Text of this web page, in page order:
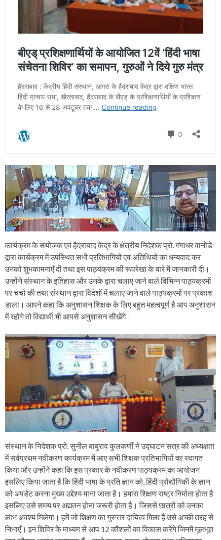
कार्यक्रम के संयोजक एवं हैदराबाद केंद्र के क्षेत्रीय निदेशक प्रो. गंगाधर वानोडे
द्वारा कार्यक्रम में उपस्थित सभी प्रतिभागियों एवं अतिथियों का धन्यवाद कर
उनको शुभकामनाएँ दी तथा इस पाठ्यक्रम की रूपरेखा के बारे में जानकारी दी।
उन्होंने संस्थान के इतिहास और उनके द्वारा चलाए जाने वाले विभिन्न पाठ्यक्रमों
पर चर्चा की तथा संस्थान द्वारा विदेशों में चलाए जाने वाले पाठ्यक्रमों पर प्रकाश
डाला। आपने कहा कि अनुशासन शिक्षक के लिए बहुत महत्वपूर्ण है आप अनुशासन
में रहोगे तो विद्यार्थी भी आपसे अनुशासन सीखेंगे।
संस्थान के निदेशक प्रो. सुनील बाबुराव कुलकर्णी ने उद्घाटन सत्र की अध्यक्षता
में सर्वप्रथम नवीकरण कार्यक्रम में आए सभी शिक्षक प्रतिभागियों का स्वागत
किया और उन्होंने कहा कि इस प्रकार के नवीकरण पाठ्यक्रम का आयोजन
इसलिए किया जाता है कि हिंदी भाषा के प्रति ज्ञान को, हिंदी प्रोद्यौगिकी के ज्ञान
को अपडेट करना मुख्य उद्देश्य माना जाता है। हमारा शिक्षण राष्ट्र निर्माता होता है
इसलिए उसे समय पर अद्यतन होना जरूरी होता है। जिससे छात्रों को उनका
लाभ अवश्य मिलेगा। हमें जो शिक्षण का गुरुत्तर दायित्व मिला है उसे अच्छी तरह से
निभाएँ। इन शिविर के माध्यम से आप 12 कौशलों का विकास करेंगे जिनमें मूलभूत